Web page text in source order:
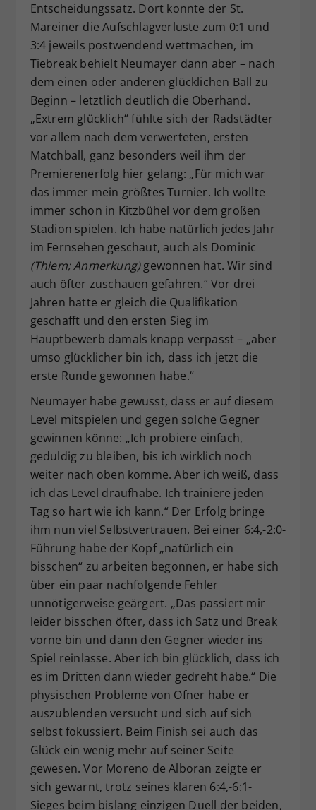
Entscheidungssatz. Dort konnte der St.
Mareiner die Aufschlagverluste zum 0:1 und
3:4 jeweils postwendend wettmachen, im
Tiebreak behielt Neumayer dann aber – nach
dem einen oder anderen glücklichen Ball zu
Beginn – letztlich deutlich die Oberhand.
„Extrem glücklich“ fühlte sich der Radstädter
vor allem nach dem verwerteten, ersten
Matchball, ganz besonders weil ihm der
Premierenerfolg hier gelang: „Für mich war
das immer mein größtes Turnier. Ich wollte
immer schon in Kitzbühel vor dem großen
Stadion spielen. Ich habe natürlich jedes Jahr
im Fernsehen geschaut, auch als Dominic
(Thiem; Anmerkung)gewonnen hat. Wir sind
auch öfter zuschauen gefahren.“ Vor drei
Jahren hatte er gleich die Qualifikation
geschafft und den ersten Sieg im
Hauptbewerb damals knapp verpasst – „aber
umso glücklicher bin ich, dass ich jetzt die
erste Runde gewonnen habe.“
Neumayer habe gewusst, dass er auf diesem
Level mitspielen und gegen solche Gegner
gewinnen könne: „Ich probiere einfach,
geduldig zu bleiben, bis ich wirklich noch
weiter nach oben komme. Aber ich weiß, dass
ich das Level draufhabe. Ich trainiere jeden
Tag so hart wie ich kann.“ Der Erfolg bringe
ihm nun viel Selbstvertrauen. Bei einer 6:4,-2:0-
Führung habe der Kopf „natürlich ein
bisschen“ zu arbeiten begonnen, er habe sich
über ein paar nachfolgende Fehler
unnötigerweise geärgert. „Das passiert mir
leider bisschen öfter, dass ich Satz und Break
vorne bin und dann den Gegner wieder ins
Spiel reinlasse. Aber ich bin glücklich, dass ich
es im Dritten dann wieder gedreht habe.“ Die
physischen Probleme von Ofner habe er
auszublenden versucht und sich auf sich
selbst fokussiert. Beim Finish sei auch das
Glück ein wenig mehr auf seiner Seite
gewesen. Vor Moreno de Alboran zeigte er
sich gewarnt, trotz seines klaren 6:4,-6:1-
Sieges beim bislang einzigen Duell der beiden,